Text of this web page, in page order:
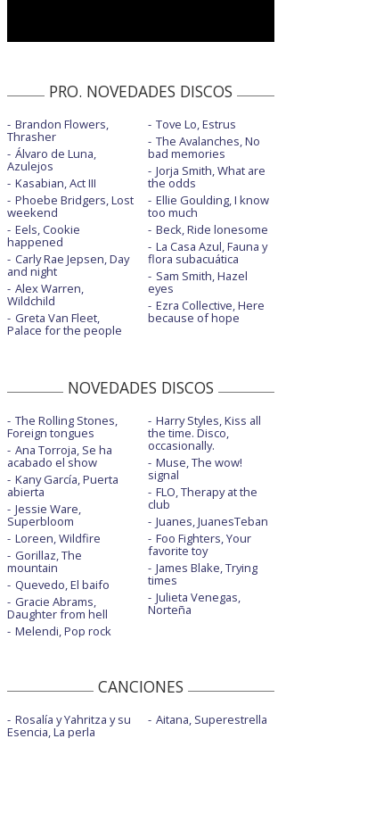
PRO. NOVEDADES DISCOS
Brandon Flowers,
Thrasher
Álvaro de Luna,
Azulejos
Kasabian, Act III
Phoebe Bridgers, Lost
weekend
Eels, Cookie
happened
Carly Rae Jepsen, Day
and night
Alex Warren,
Wildchild
Greta Van Fleet,
Palace for the people
Tove Lo, Estrus
The Avalanches, No
bad memories
Jorja Smith, What are
the odds
Ellie Goulding, I know
too much
Beck, Ride lonesome
La Casa Azul, Fauna y
flora subacuática
Sam Smith, Hazel
eyes
Ezra Collective, Here
because of hope
NOVEDADES DISCOS
The Rolling Stones,
Foreign tongues
Ana Torroja, Se ha
acabado el show
Kany García, Puerta
abierta
Jessie Ware,
Superbloom
Loreen, Wildfire
Gorillaz, The
mountain
Quevedo, El baifo
Gracie Abrams,
Daughter from hell
Melendi, Pop rock
Harry Styles, Kiss all
the time. Disco,
occasionally.
Muse, The wow!
signal
FLO, Therapy at the
club
Juanes, JuanesTeban
Foo Fighters, Your
favorite toy
James Blake, Trying
times
Julieta Venegas,
Norteña
CANCIONES
Rosalía y Yahritza y su
Esencia, La perla
Aitana, Superestrella